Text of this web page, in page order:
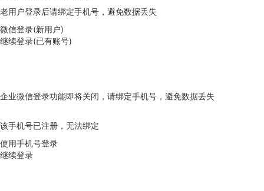
老用户登录后请绑定手机号，避免数据丢失
微信登录(新用户)
继续登录(已有账号)
企业微信登录功能即将关闭，请绑定手机号，避免数据丢失
该手机号已注册，无法绑定
使用手机号登录
继续登录